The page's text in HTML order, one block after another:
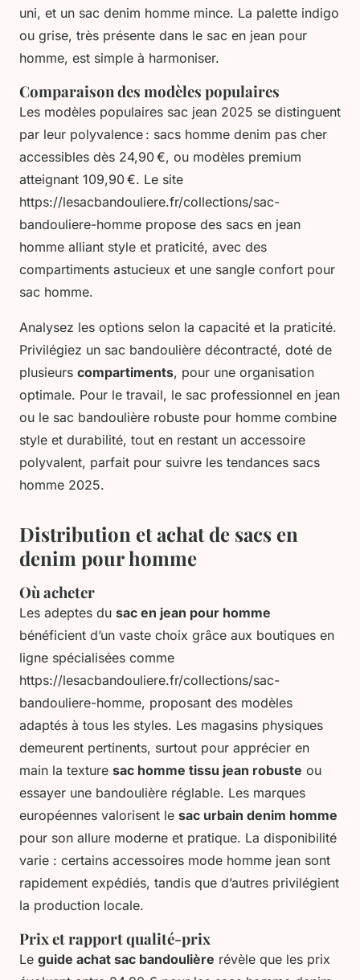
uni, et un sac denim homme mince. La palette indigo
ou grise, très présente dans le sac en jean pour
homme, est simple à harmoniser.
Comparaison des modèles populaires
Les modèles populaires sac jean 2025 se distinguent
par leur polyvalence : sacs homme denim pas cher
accessibles dès 24,90 €, ou modèles premium
atteignant 109,90 €. Le site
https://lesacbandouliere.fr/collections/sac-
bandouliere-homme propose des sacs en jean
homme alliant style et praticité, avec des
compartiments astucieux et une sangle confort pour
sac homme.
Analysez les options selon la capacité et la praticité.
Privilégiez un sac bandoulière décontracté, doté de
plusieurs compartiments, pour une organisation
optimale. Pour le travail, le sac professionnel en jean
ou le sac bandoulière robuste pour homme combine
style et durabilité, tout en restant un accessoire
polyvalent, parfait pour suivre les tendances sacs
homme 2025.
Distribution et achat de sacs en
denim pour homme
Où acheter
Les adeptes du sac en jean pour homme
bénéficient d’un vaste choix grâce aux boutiques en
ligne spécialisées comme
https://lesacbandouliere.fr/collections/sac-
bandouliere-homme, proposant des modèles
adaptés à tous les styles. Les magasins physiques
demeurent pertinents, surtout pour apprécier en
main la texture sac homme tissu jean robuste ou
essayer une bandoulière réglable. Les marques
européennes valorisent le sac urbain denim homme
pour son allure moderne et pratique. La disponibilité
varie : certains accessoires mode homme jean sont
rapidement expédiés, tandis que d’autres privilégient
la production locale.
Prix et rapport qualité-prix
Le guide achat sac bandoulière révèle que les prix